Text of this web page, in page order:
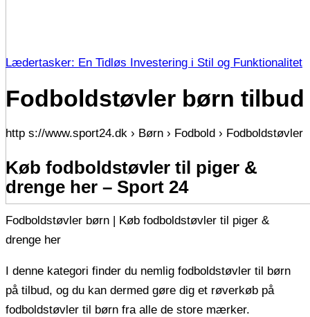
Lædertasker: En Tidløs Investering i Stil og Funktionalitet
Fodboldstøvler børn tilbud
http s://www.sport24.dk › Børn › Fodbold › Fodboldstøvler
Køb fodboldstøvler til piger &
drenge her – Sport 24
Fodboldstøvler børn | Køb fodboldstøvler til piger &
drenge her
I denne kategori finder du nemlig fodboldstøvler til børn
på tilbud, og du kan dermed gøre dig et røverkøb på
fodboldstøvler til børn fra alle de store mærker.